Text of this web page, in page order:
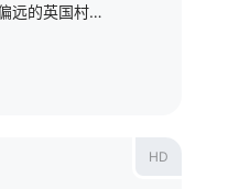
当一位神秘的年轻女子来到一个偏远的英国村庄时，当地人既好奇又警惕，当她开始探究他们最黑暗的秘密时，他们的怀疑也越来越强烈。
HD